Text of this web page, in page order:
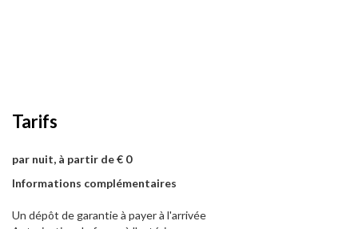
Tarifs
par nuit, à partir de € 0
Informations complémentaires
Un dépôt de garantie à payer à l'arrivée